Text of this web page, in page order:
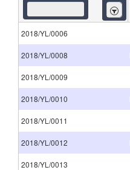
İçeren
2018/YL/0006
2018/YL/0008
2018/YL/0009
2018/YL/0010
2018/YL/0011
2018/YL/0012
2018/YL/0013